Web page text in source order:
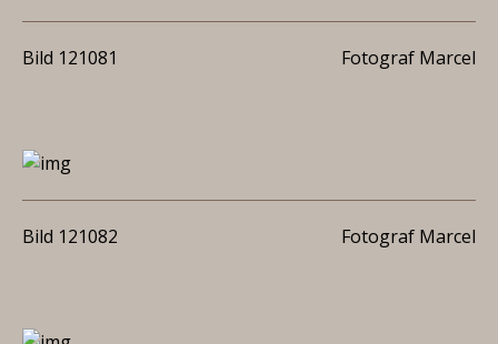
Bild 121081 Fotograf Marcel
Bild 121082 Fotograf Marcel